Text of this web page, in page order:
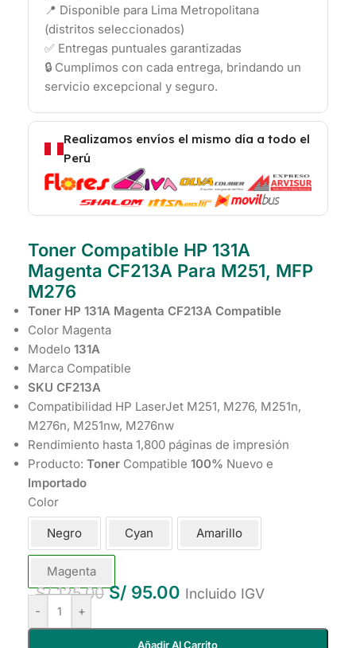
📍 Disponible para Lima Metropolitana
(distritos seleccionados)
✅ Entregas puntuales garantizadas
🔒 Cumplimos con cada entrega, brindando un
servicio excepcional y seguro.
Realizamos envíos el mismo día a todo el
Perú
Toner Compatible HP 131A
Magenta CF213A Para M251, MFP
M276
Toner HP 131A Magenta CF213A Compatible
Color Magenta
Modelo 131A
Marca Compatible
SKU CF213A
Compatibilidad HP LaserJet M251, M276, M251n,
M276n, M251nw, M276nw
Rendimiento hasta 1,800 páginas de impresión
Producto: Toner Compatible 100% Nuevo e
Importado
Color
Negro Cyan Amarillo
Magenta
S/125.00 S/ 95.00 Incluido IGV
- +
Añadir Al Carrito